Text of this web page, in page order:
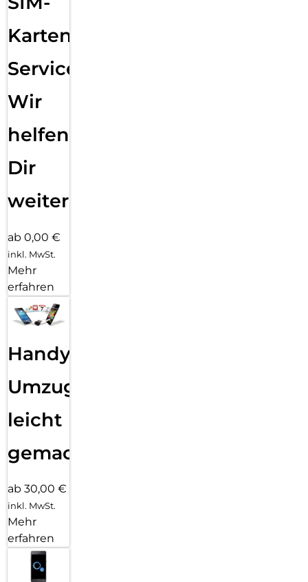
Karten
Service:
Wir
helfen
Dir
weiter
ab 0,00 €
inkl. MwSt.
Mehr
erfahren
Handy
Umzug
leicht
gemacht!
ab 30,00 €
inkl. MwSt.
Mehr
erfahren